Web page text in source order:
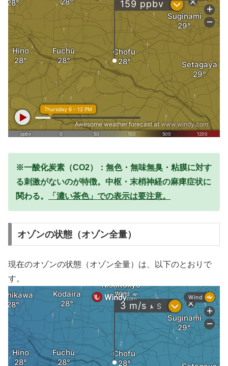
※一酸化炭素（CO2）：無色・無味無臭・粘膜に対す
る刺激がないのが特徴。中枢・末梢神経の麻痺症状に
関わる。
「濃い茶色」での表示は要注意。
オゾンの状態（オゾン全量）
現在のオゾンの状態（オゾン全量）は、以下のとおりで
す。